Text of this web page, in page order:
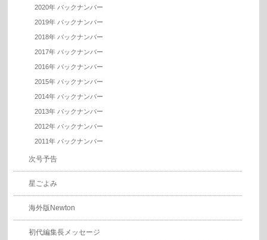
2020年 バックナンバー
2019年 バックナンバー
2018年 バックナンバー
2017年 バックナンバー
2016年 バックナンバー
2015年 バックナンバー
2014年 バックナンバー
2013年 バックナンバー
2012年 バックナンバー
2011年 バックナンバー
次号予告
星ごよみ
海外版Newton
初代編集長メッセージ